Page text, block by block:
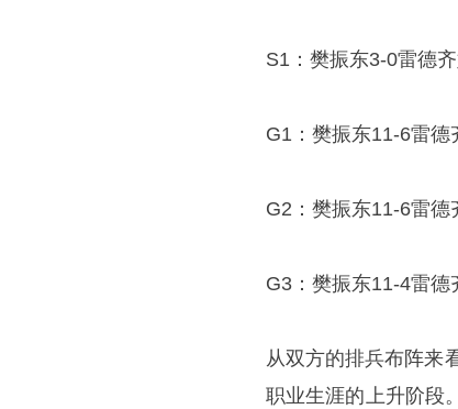
S1：樊振东3-0雷德
G1：樊振东11-6雷德
G2：樊振东11-6雷德
G3：樊振东11-4雷德
从双方的排兵布阵来
职业生涯的上升阶段